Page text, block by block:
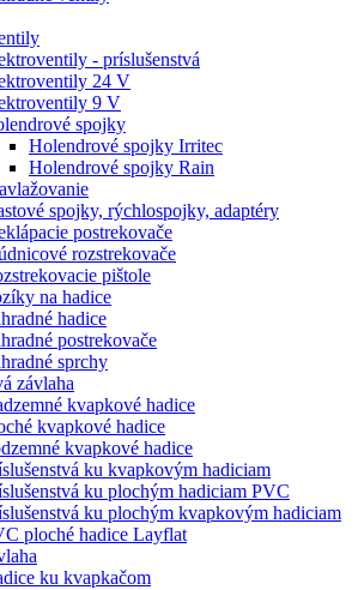
- príslušenstvá
24 V
9 V
spojky
Holendrové spojky Irritec
Holendrové spojky Rain
spojky, rýchlospojky, adaptéry
postrekovače
rozstrekovače
pištole
na hadice
hadice
postrekovače
sprchy
závlaha
kvapkové hadice
kvapkové hadice
kvapkové hadice
ku kvapkovým hadiciam
ku plochým hadiciam PVC
ku plochým kvapkovým hadiciam
ploché hadice Layflat
ku kvapkačom